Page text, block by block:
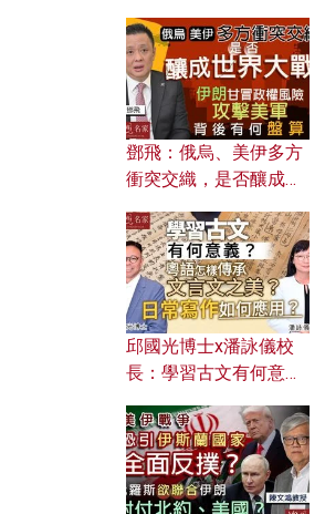
何避免遭AI演算法操
控？
鄧飛：俄烏、美伊多方
衝突交織，是否釀成世
風險攻擊美軍，背後有
何盤算？
邱國光博士x潘詠儀校
長：學習古文有何意
文之美？ 日常寫作如何
應用？